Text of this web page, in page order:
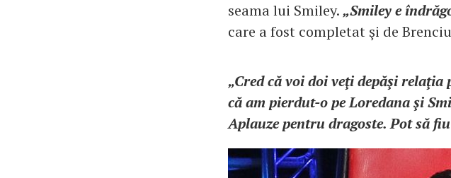
seama lui Smiley.„Smiley e
care a fost completat şi de
„Cred că voi doi veţi depăşi
că am pierdut-o pe Loredana şi
Aplauze pentru dragoste. Pot să